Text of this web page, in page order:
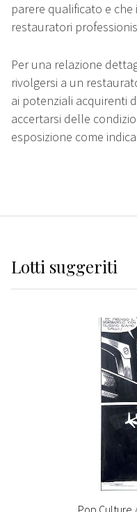
parere qualificato e
restauratori
Per una relazione
rivolgersi a un
ai potenziali acquirenti
accertarsi delle
esposizione come
Lotti suggeriti